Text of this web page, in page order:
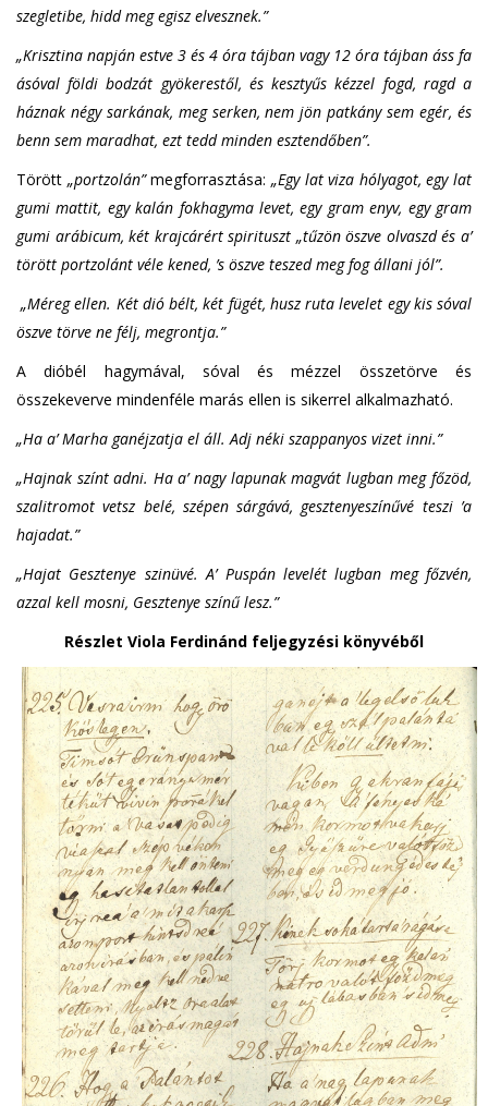
szegletibe, hidd meg egisz elvesznek.”
„Krisztina napján estve 3 és 4 óra tájban vagy 12 óra tájban áss fa
ásóval földi bodzát gyökerestől, és kesztyűs kézzel fogd, ragd a
háznak négy sarkának, meg serken, nem jön patkány sem egér, és
benn sem maradhat, ezt tedd minden esztendőben”.
Törött „portzolán”megforrasztása: „Egy lat viza hólyagot, egy lat
gumi mattit, egy kalán fokhagyma levet, egy gram enyv, egy gram
gumi arábicum, két krajcárért spirituszt „tűzön öszve olvaszd és a’
törött portzolánt véle kened, ’s öszve teszed meg fog állani jól”.
„Méreg ellen. Két dió bélt, két fügét, husz ruta levelet egy kis sóval
öszve törve ne félj, megrontja.”
A dióbél hagymával, sóval és mézzel összetörve és
összekeverve mindenféle marás ellen is sikerrel alkalmazható.
„Ha a’ Marha ganéjzatja el áll. Adj néki szappanyos vizet inni.”
„Hajnak színt adni. Ha a’ nagy lapunak magvát lugban meg főzöd,
szalitromot vetsz belé, szépen sárgává, gesztenyeszínűvé teszi ’a
hajadat.”
„Hajat Gesztenye szinüvé. A’ Puspán levelét lugban meg főzvén,
azzal kell mosni, Gesztenye színű lesz.”
Részlet Viola Ferdinánd feljegyzési könyvéből